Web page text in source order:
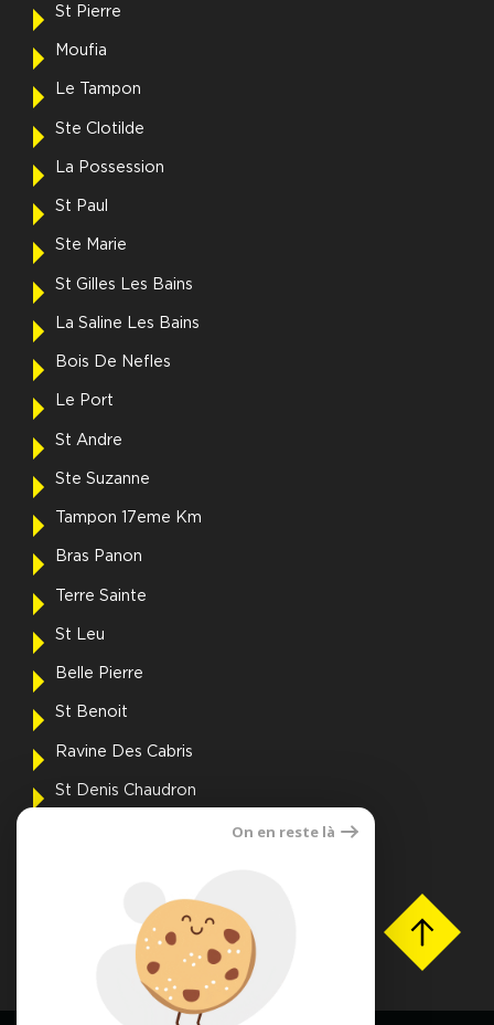
St Pierre
Moufia
Le Tampon
Ste Clotilde
La Possession
St Paul
Ste Marie
St Gilles Les Bains
La Saline Les Bains
Bois De Nefles
Le Port
St Andre
Ste Suzanne
Tampon 17eme Km
Bras Panon
Terre Sainte
St Leu
Belle Pierre
St Benoit
Ravine Des Cabris
St Denis Chaudron
Voir toutes les villes
On en reste là